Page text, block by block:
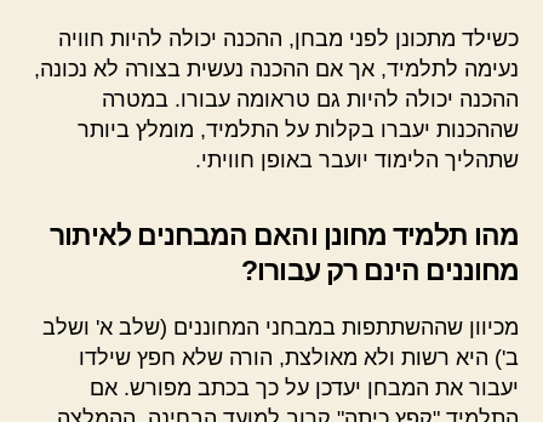
כשילד מתכונן לפני מבחן, ההכנה יכולה להיות חוויה
נעימה לתלמיד, אך אם ההכנה נעשית בצורה לא נכונה,
ההכנה יכולה להיות גם טראומה עבורו. במטרה
שההכנות יעברו בקלות על התלמיד, מומלץ ביותר
שתהליך הלימוד יועבר באופן חוויתי.
מהו תלמיד מחונן והאם המבחנים לאיתור
מחוננים הינם רק עבורו?
מכיוון שההשתתפות במבחני המחוננים (שלב א' ושלב
ב') היא רשות ולא מאולצת, הורה שלא חפץ שילדו
יעבור את המבחן יעדכן על כך בכתב מפורש. אם